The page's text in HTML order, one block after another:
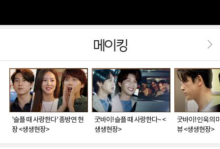
메이킹
'슬플 때 사랑한다' 종방연 현
장 <생생현장>
굿바이! 슬플 때 사랑한다~ <
생생현장>
굿바이! 인욱의
뷰 <생생현장>